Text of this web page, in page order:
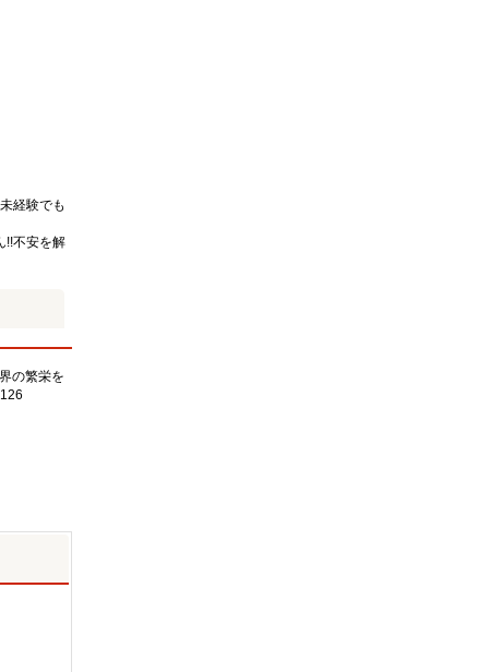
経験でも
!!不安を解
の繁栄を